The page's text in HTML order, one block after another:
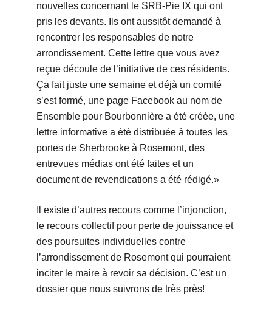
nouvelles concernant le SRB-Pie IX qui ont
pris les devants. Ils ont aussitôt demandé à
rencontrer les responsables de notre
arrondissement. Cette lettre que vous avez
reçue découle de l’initiative de ces résidents.
Ça fait juste une semaine et déjà un comité
s’est formé, une page Facebook au nom de
Ensemble pour Bourbonnière a été créée, une
lettre informative a été distribuée à toutes les
portes de Sherbrooke à Rosemont, des
entrevues médias ont été faites et un
document de revendications a été rédigé.»
Il existe d’autres recours comme l’injonction,
le recours collectif pour perte de jouissance et
des poursuites individuelles contre
l’arrondissement de Rosemont qui pourraient
inciter le maire à revoir sa décision. C’est un
dossier que nous suivrons de très près!